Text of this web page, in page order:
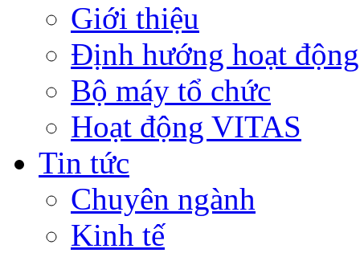
Giới thiệu
Định hướng hoạt động
Bộ máy tổ chức
Hoạt động VITAS
Tin tức
Chuyên ngành
Kinh tế